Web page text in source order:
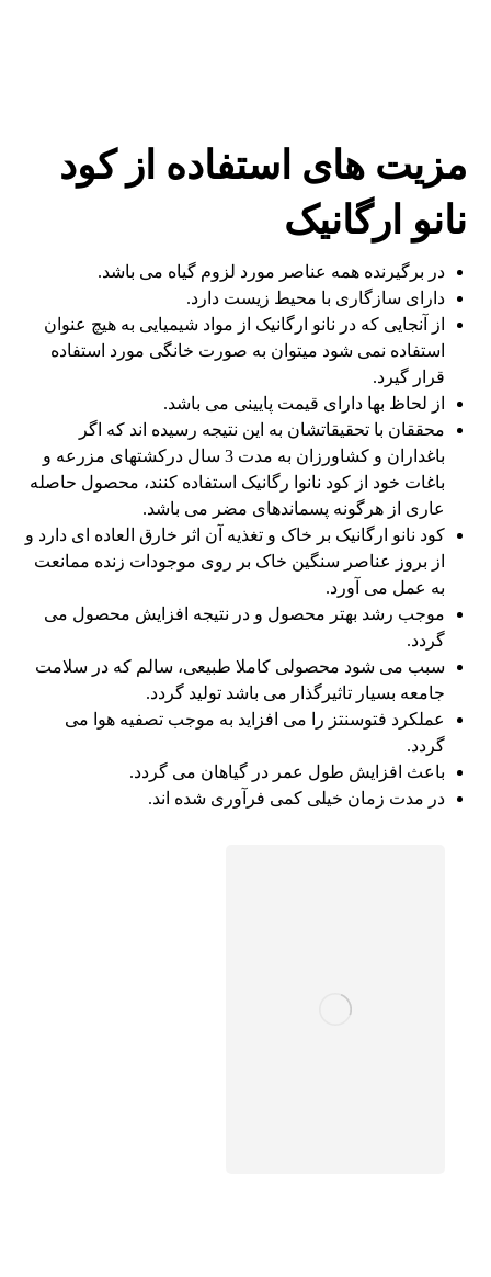
مزیت های استفاده از کود
نانو ارگانیک
در برگیرنده همه عناصر مورد لزوم گیاه می باشد.
دارای سازگاری با محیط زیست دارد.
از آنجایی که در نانو ارگانیک از مواد شیمیایی به هیچ عنوان
استفاده نمی شود میتوان به صورت خانگی مورد استفاده
قرار گیرد.
از لحاظ بها دارای قیمت پایینی می باشد.
محققان با تحقیقاتشان به این نتیجه رسیده اند که اگر
باغداران و کشاورزان به مدت 3 سال درکشتهای مزرعه و
باغات خود از کود نانوا رگانیک استفاده کنند، محصول حاصله
عاری از هرگونه پسماندهای مضر می باشد.
کود نانو ارگانیک بر خاک و تغذیه آن اثر خارق العاده ای دارد و
از بروز عناصر سنگین خاک بر روی موجودات زنده ممانعت
به عمل می آورد.
موجب رشد بهتر محصول و در نتیجه افزایش محصول می
گردد.
سبب می شود محصولی کاملا طبیعی، سالم که در سلامت
جامعه بسیار تاثیرگذار می باشد تولید گردد.
عملکرد فتوسنتز را می افزاید به موجب تصفیه هوا می
گردد.
باعث افزایش طول عمر در گیاهان می گردد.
در مدت زمان خیلی کمی فرآوری شده اند.